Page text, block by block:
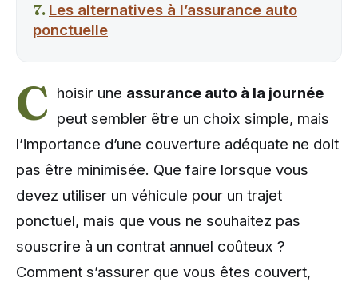
Les alternatives à l’assurance auto
ponctuelle
C hoisir une assurance auto à la journée
peut sembler être un choix simple, mais
l’importance d’une couverture adéquate ne doit
pas être minimisée. Que faire lorsque vous
devez utiliser un véhicule pour un trajet
ponctuel, mais que vous ne souhaitez pas
souscrire à un contrat annuel coûteux ?
Comment s’assurer que vous êtes couvert,